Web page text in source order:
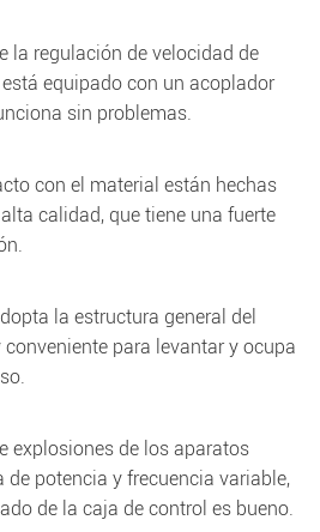
la regulación de velocidad de
equipado con un acoplador
sin problemas.
con el material están hechas
calidad, que tiene una fuerte
la estructura general del
conveniente para levantar y ocupa
explosiones de los aparatos
de potencia y frecuencia variable,
de la caja de control es bueno.